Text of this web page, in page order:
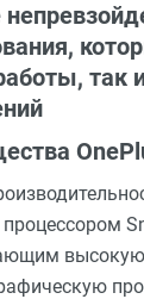
так
высокую